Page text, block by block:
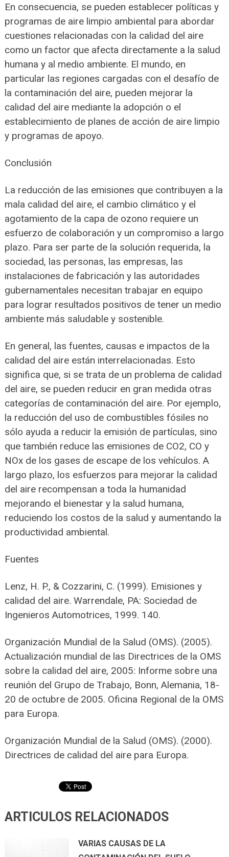
En consecuencia, se pueden establecer políticas y
programas de aire limpio ambiental para abordar
cuestiones relacionadas con la calidad del aire
como un factor que afecta directamente a la salud
humana y al medio ambiente. El mundo, en
particular las regiones cargadas con el desafío de
la contaminación del aire, pueden mejorar la
calidad del aire mediante la adopción o el
establecimiento de planes de acción de aire limpio
y programas de apoyo.
Conclusión
La reducción de las emisiones que contribuyen a la
mala calidad del aire, el cambio climático y el
agotamiento de la capa de ozono requiere un
esfuerzo de colaboración y un compromiso a largo
plazo. Para ser parte de la solución requerida, la
sociedad, las personas, las empresas, las
instalaciones de fabricación y las autoridades
gubernamentales necesitan trabajar en equipo
para lograr resultados positivos de tener un medio
ambiente más saludable y sostenible.
En general, las fuentes, causas e impactos de la
calidad del aire están interrelacionadas. Esto
significa que, si se trata de un problema de calidad
del aire, se pueden reducir en gran medida otras
categorías de contaminación del aire. Por ejemplo,
la reducción del uso de combustibles fósiles no
sólo ayuda a reducir la emisión de partículas, sino
que también reduce las emisiones de CO2, CO y
NOx de los gases de escape de los vehículos. A
largo plazo, los esfuerzos para mejorar la calidad
del aire recompensan a toda la humanidad
mejorando el bienestar y la salud humana,
reduciendo los costos de la salud y aumentando la
productividad ambiental.
Fuentes
Lenz, H. P., & Cozzarini, C. (1999). Emisiones y
calidad del aire. Warrendale, PA: Sociedad de
Ingenieros Automotrices, 1999. 140.
Organización Mundial de la Salud (OMS). (2005).
Actualización mundial de las Directrices de la OMS
sobre la calidad del aire, 2005: Informe sobre una
reunión del Grupo de Trabajo, Bonn, Alemania, 18-
20 de octubre de 2005. Oficina Regional de la OMS
para Europa.
Organización Mundial de la Salud (OMS). (2000).
Directrices de calidad del aire para Europa.
ARTICULOS RELACIONADOS
VARIAS CAUSAS DE LA